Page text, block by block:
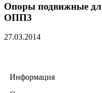
Опоры подвижные
ОПП3
27.03.2014
Информация